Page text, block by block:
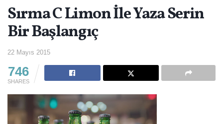
Sırma C Limon İle Yaza Serin
Bir Başlangıç
22 Mayıs 2015
746
SHARES